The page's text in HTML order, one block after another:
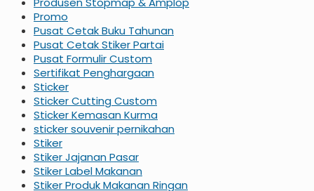
Promo
Pusat Cetak Buku Tahunan
Pusat Cetak Stiker Partai
Pusat Formulir Custom
Sertifikat Penghargaan
Sticker
Sticker Cutting Custom
Sticker Kemasan Kurma
sticker souvenir pernikahan
Stiker
Stiker Jajanan Pasar
Stiker Label Makanan
Stiker Produk Makanan Ringan